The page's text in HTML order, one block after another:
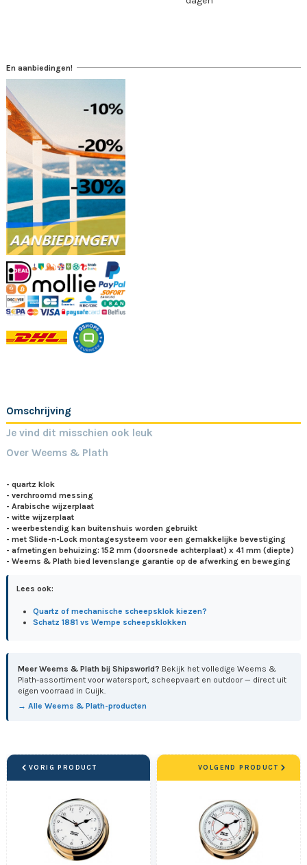
En aanbiedingen!
Omschrijving
Je vind dit misschien ook leuk
Over Weems & Plath
- quartz klok
- verchroomd messing
- Arabische wijzerplaat
- witte wijzerplaat
- weerbestendig kan buitenshuis worden gebruikt
- met Slide-n-Lock montagesysteem voor een gemakkelijke bevestiging
- afmetingen behuizing: 152 mm (doorsnede achterplaat) x 41 mm (diepte)
- Weems & Plath bied levenslange garantie op de afwerking en beweging
Lees ook:
Quartz of mechanische scheepsklok kiezen?
Schatz 1881 vs Wempe scheepsklokken
Meer Weems & Plath bij Shipsworld? Bekijk het volledige Weems &
Plath-assortiment voor watersport, scheepvaart en outdoor — direct uit
eigen voorraad in Cuijk.
→ Alle Weems & Plath-producten
VORIG PRODUCT VOLGEND PRODUCT